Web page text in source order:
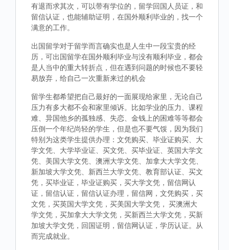
有退而求其次，可以带有学位的，留学回国人员证，和
留信认证，也能辅助证明，在国外顺利毕业的，找一个
满意的工作。
出国留学对于留学而言确实也是人生中一段宝贵的经
历，可出国留学在国外顺利毕业与没有顺利毕业，都会
是人当中的重大转折点，但在遇到问题的时候也不要轻
易放弃，给自己一次重新来过的机会
留学生都希望把自己最好的一面展现给家里，无论自己
压力有多大都不会和家里倾诉。比如学业的压力、课程
难、异国他乡的孤独感、失恋、金钱上的困难等等都会
压倒一个年纪尚轻的学生，但是也不要气馁，因为我们
特别为这类学生提供办理：文凭购买、毕业证购买、大
学文凭、大学毕业证、买文凭、买毕业证、英国大学文
凭、美国大学文凭、澳洲大学文凭、加拿大大学文凭、
新加坡大学文凭、新西兰大学文凭、教育部认证、买文
凭，买毕业证，毕业证购买，买大学文凭，留信网认
证，留信认证，留信认证办理，留信网，文凭购买，买
文凭，买英国大学文凭，买美国大学文凭， 买澳洲大
学文凭，买加拿大大学文凭，买新西兰大学文凭，买新
加坡大学文凭，回国证明，留信网认证，学历认证。从
而完成就业。